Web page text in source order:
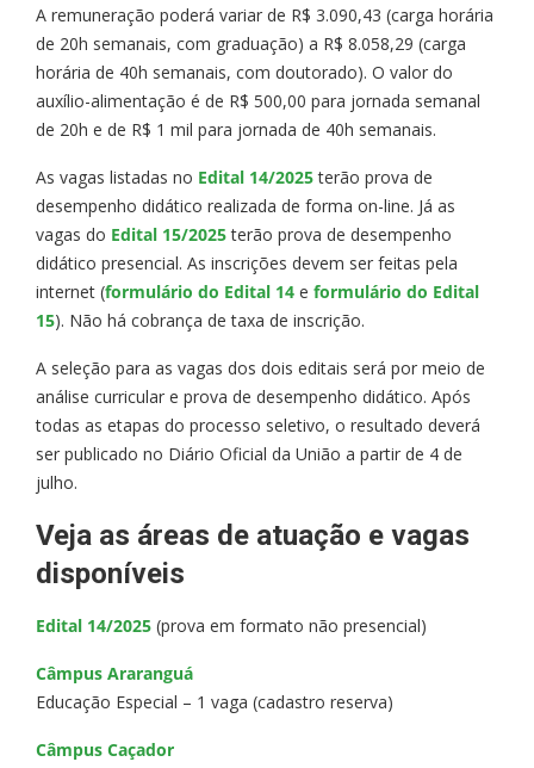
A remuneração poderá variar de R$ 3.090,43 (carga horária
de 20h semanais, com graduação) a R$ 8.058,29 (carga
horária de 40h semanais, com doutorado). O valor do
auxílio-alimentação é de R$ 500,00 para jornada semanal
de 20h e de R$ 1 mil para jornada de 40h semanais.
As vagas listadas no Edital 14/2025terão prova de
desempenho didático realizada de forma on-line. Já as
vagas do Edital 15/2025terão prova de desempenho
didático presencial. As inscrições devem ser feitas pela
internet (formulário do Edital 14 e formulário do Edital
15). Não há cobrança de taxa de inscrição.
A seleção para as vagas dos dois editais será por meio de
análise curricular e prova de desempenho didático. Após
todas as etapas do processo seletivo, o resultado deverá
ser publicado no Diário Oficial da União a partir de 4 de
julho.
Veja as áreas de atuação e vagas
disponíveis
Edital 14/2025 (prova em formato não presencial)
Câmpus Araranguá
Educação Especial – 1 vaga (cadastro reserva)
Câmpus Caçador